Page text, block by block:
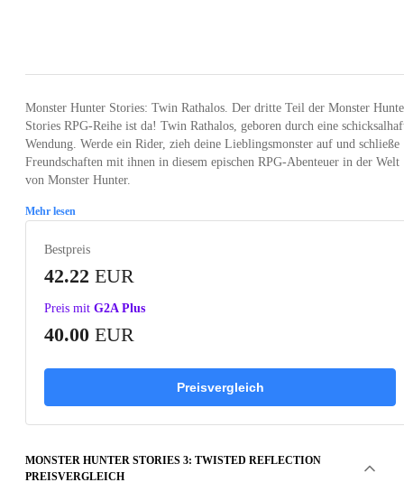
Monster Hunter Stories: Twin Rathalos. Der dritte Teil der Monster
Stories RPG-Reihe ist da! Twin Rathalos, geboren durch eine
Wendung. Werde ein Rider, zieh deine Lieblingsmonster auf und schließe
Freundschaften mit ihnen in diesem epischen RPG-Abenteuer in der Welt
von Monster Hunter.
Mehr lesen
Bestpreis
42.22 EUR
Preis mit G2A Plus
40.00 EUR
Preisvergleich
MONSTER HUNTER STORIES 3: TWISTED REFLECTION
PREISVERGLEICH